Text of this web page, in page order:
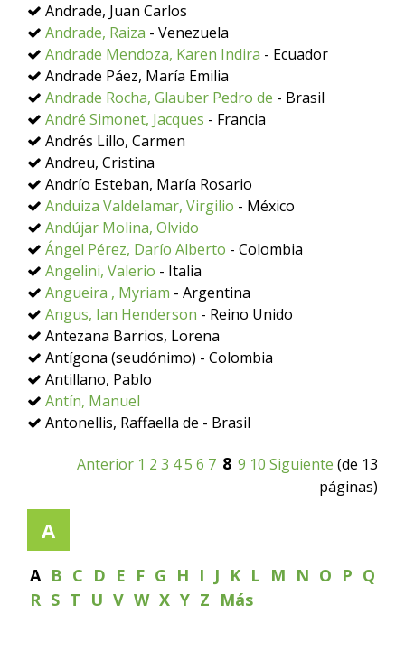
Andrade, Juan Carlos
Andrade, Raiza - Venezuela
Andrade Mendoza, Karen Indira - Ecuador
Andrade Páez, María Emilia
Andrade Rocha, Glauber Pedro de - Brasil
André Simonet, Jacques - Francia
Andrés Lillo, Carmen
Andreu, Cristina
Andrío Esteban, María Rosario
Anduiza Valdelamar, Virgilio - México
Andújar Molina, Olvido
Ángel Pérez, Darío Alberto - Colombia
Angelini, Valerio - Italia
Angueira , Myriam - Argentina
Angus, Ian Henderson - Reino Unido
Antezana Barrios, Lorena
Antígona (seudónimo) - Colombia
Antillano, Pablo
Antín, Manuel
Antonellis, Raffaella de - Brasil
Anterior 1 2 3 45 6 7 8 9 10 Siguiente (de 13
páginas)
A
A B C D E F G H I J K L M N O P Q
R S T U V W X Y Z Más